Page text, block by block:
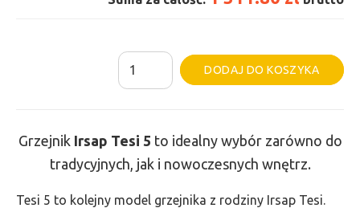
ilość
Grzejnik
-
wys.
DODAJ DO KOSZYKA
Grzejnik Irsap Tesi 5 to idealny wybór zarówno do
tradycyjnych, jak i nowoczesnych wnętrz.
Tesi 5 to kolejny model grzejnika z rodziny Irsap Tesi.